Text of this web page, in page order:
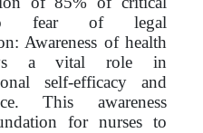
fear of legal
Awareness of health
a vital role in
self-efficacy and
This awareness
for nurses to